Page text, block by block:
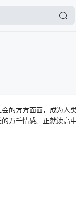
的方方面面，成为人
万千情感。正就读高
地方。倍感困惑的陆
同时，针对人型机器